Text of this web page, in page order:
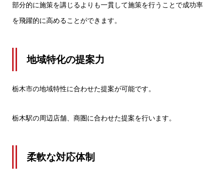
部分的に施策を講じるよりも一貫して施策を行うことで成功率
を飛躍的に高めることができます。
地域特化の提案力
栃木市の地域特性に合わせた提案が可能です。
栃木駅の周辺店舗、商圏に合わせた提案を行います。
柔軟な対応体制